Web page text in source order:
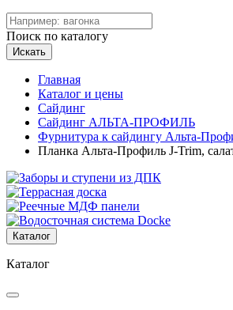
Поиск по каталогу
Искать
Главная
Каталог и цены
Сайдинг
Сайдинг АЛЬТА-ПРОФИЛЬ
Фурнитура к сайдингу Альта-
Планка Альта-Профиль J-Trim,
Каталог
Каталог